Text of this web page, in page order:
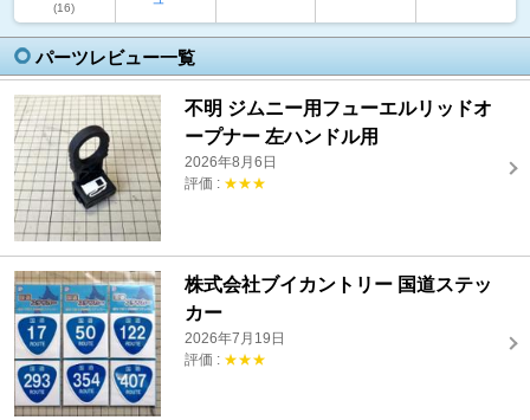
(16)
パーツレビュー一覧
不明 ジムニー用フューエルリッドオ
ープナー 左ハンドル用
2026年8月6日
評価 : ★★★
株式会社ブイカントリー 国道ステッ
カー
2026年7月19日
評価 : ★★★